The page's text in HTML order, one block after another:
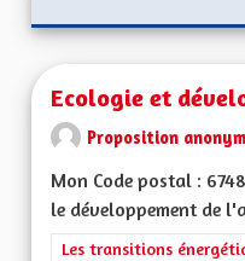
Ecologie et
Proposition
Mon Code postal :
le développement de
Filtrer les résultats de
Les transitions